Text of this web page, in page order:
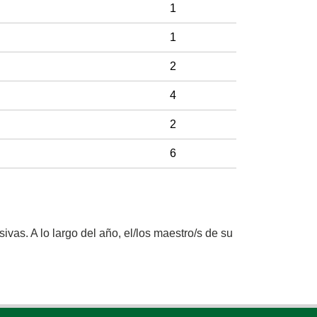
1
1
2
4
2
6
A lo largo del año, el/los maestro/s de su